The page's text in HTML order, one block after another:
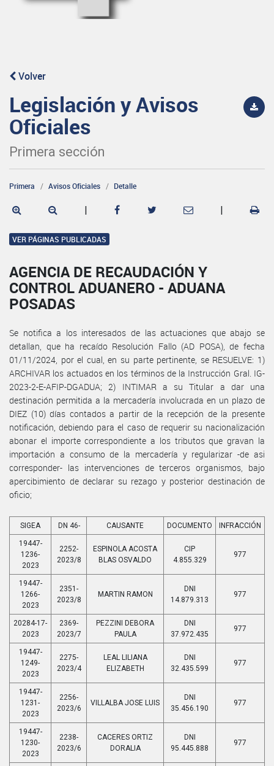
Volver
Legislación y Avisos
Oficiales
Primera sección
Primera Avisos Oficiales Detalle
| |
VER PÁGINAS PUBLICADAS
AGENCIA DE RECAUDACIÓN Y
CONTROL ADUANERO - ADUANA
POSADAS
Se notifica a los interesados de las actuaciones que abajo se
detallan, que ha recaído Resolución Fallo (AD POSA), de fecha
01/11/2024, por el cual, en su parte pertinente, se RESUELVE: 1)
ARCHIVAR los actuados en los términos de la Instrucción Gral. IG-
2023-2-E-AFIP-DGADUA; 2) INTIMAR a su Titular a dar una
destinación permitida a la mercadería involucrada en un plazo de
DIEZ (10) días contados a partir de la recepción de la presente
notificación, debiendo para el caso de requerir su nacionalización
abonar el importe correspondiente a los tributos que gravan la
importación a consumo de la mercadería y regularizar -de asi
corresponder- las intervenciones de terceros organismos, bajo
apercibimiento de declarar su rezago y posterior destinación de
oficio;
SIGEA DN 46- CAUSANTE DOCUMENTO INFRACCIÓN
19447-
1236-
2023
2252-
2023/8
ESPINOLA ACOSTA
BLAS OSVALDO
CIP
4.855.329
977
19447-
1266-
2023
2351-
2023/8
MARTIN RAMON
DNI
14.879.313
977
20284-17-
2023
2369-
2023/7
PEZZINI DEBORA
PAULA
DNI
37.972.435
977
19447-
1249-
2023
2275-
2023/4
LEAL LILIANA
ELIZABETH
DNI
32.435.599
977
19447-
1231-
2023
2256-
2023/6
VILLALBA JOSE LUIS
DNI
35.456.190
977
19447-
1230-
2023
2238-
2023/6
CACERES ORTIZ
DORALIA
DNI
95.445.888
977